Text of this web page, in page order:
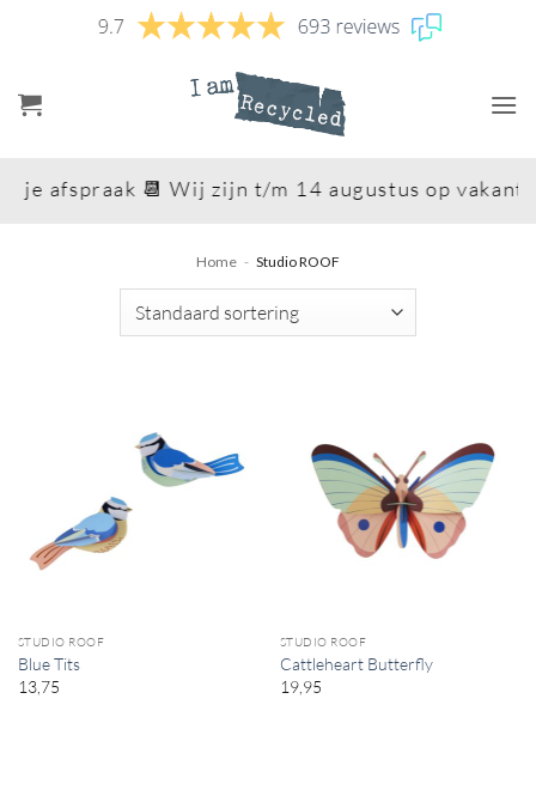
afspraak 📆 Wij zijn t/m 14 augustus op vakantie
Home - Studio ROOF
STUDIO ROOF
Blue Tits
13,75
STUDIO ROOF
Cattleheart Butterfly
19,95